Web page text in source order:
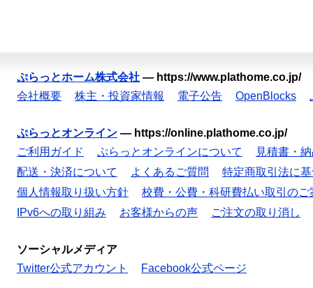
ぷらっとホーム株式会社 — https://www.plathome.co.jp/
会社概要
株主・投資家情報 電子公告 OpenBlocks
ぷらっとオンライン — https://online.plathome.co.jp/
ご利用ガイド
ぷらっとオンラインについて
見積書・
配送・決済について
よくあるご質問
特定商取引法に
個人情報取り扱い方針
校費・公費・科研費払い取引のご
IPv6への取り組み
お客様からの声 ご注文の取り消し
ソーシャルメディア
Twitter公式アカウント
Facebook公式ページ